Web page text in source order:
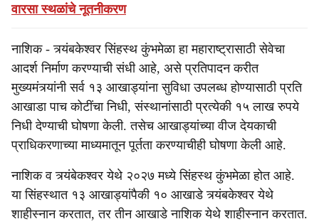
वारसा स्थळांचे नूतनीकरण
नाशिक - त्र्यंबकेश्वर सिंहस्थ कुंभमेळा हा महाराष्ट्रासाठी सेवेचा
आदर्श निर्माण करण्याची संधी आहे, असे प्रतिपादन करीत
मुख्यमंत्र्यांनी सर्व १३ आखाड्यांना सुविधा उपलब्ध होण्यासाठी प्रति
आखाडा पाच कोटींचा निधी, संस्थानांसाठी प्रत्येकी १५ लाख रुपये
निधी देण्याची घोषणा केली. तसेच आखाड्यांच्या वीज देयकाची
प्राधिकरणाच्या माध्यमातून पूर्तता करण्याचीही घोषणा केली आहे.
नाशिक व त्र्यंबेकश्वर येथे २०२७ मध्ये सिंहस्थ कुंभमेळा होत आहे.
या सिंहस्थात १३ आखाड्यांपैकी १० आखाडे त्र्यंबकेश्वर येथे
शाहीस्नान करतात, तर तीन आखाडे नाशिक येथे शाहीस्नान करतात.